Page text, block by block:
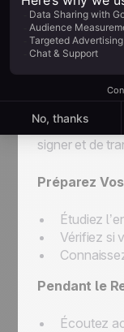
Ne
Une fois
pour votre
assurer que
signer et de
Préparez
Étudiez
Vérifiez si
Pendant le
Écoutez